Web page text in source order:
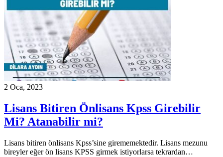
2 Oca, 2023
Lisans Bitiren Önlisans Kpss Girebilir
Mi? Atanabilir mi?
Lisans bitiren önlisans Kpss’sine girememektedir. Lisans mezunu
bireyler eğer ön lisans KPSS girmek istiyorlarsa tekrardan…